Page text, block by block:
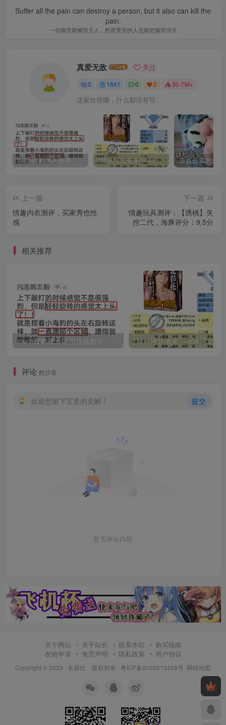
Suffer all the pain can destroy a person, but it also can kill the
pain.
一切痛苦能够毁灭人，然而受苦的人也能把痛苦消灭
真爱无敌 关注
0 1641 0 2 30.7W+
这家伙很懒，什么都没有写...
cw小海豹真人使用视频教学，小海豹到底咋用？ “我从河北省来”—exe河北彩花（中高刺激）评测 | ¥200-400区间 – 4星推荐
上一篇
情趣内衣测评，买家秀也性
感
下一篇
情趣玩具测评：【诱桃】失
控二代，海豚评分：9.5分
相关推荐
cw小海豹真人使用视频教学，小海豹到底咋用？
评论 抢沙发
欢迎您留下宝贵的见解！ 提交
暂无评论内容
关于网站 关于站长 联系本站
购买指南
友链申请
免责声明 隐私政策 用户协议
Copyright © 2023 · 名器社 · 版权所有 · 粤ICP备2022073338号 ·网站地图